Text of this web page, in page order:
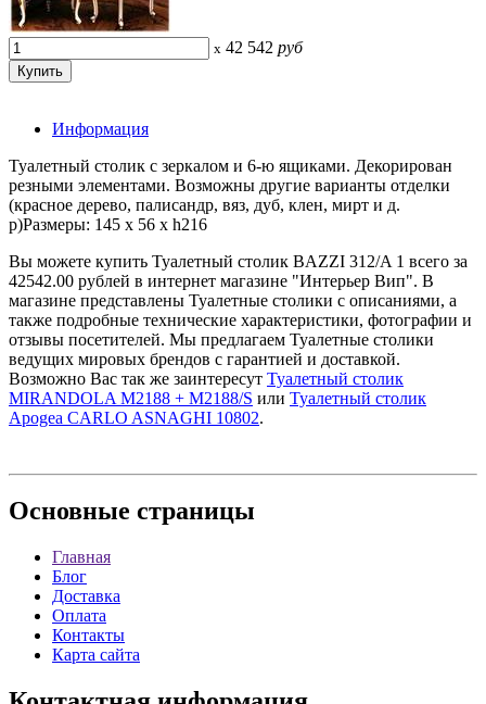
x 42 542 руб
Информация
Туалетный столик с зеркалом и 6-ю ящиками. Декорирован
резными элементами. Возможны другие варианты отделки
(красное дерево, палисандр, вяз, дуб, клен, мирт и д.
р)Размеры: 145 x 56 x h216
Вы можете купить Туалетный столик BAZZI 312/A 1 всего за
42542.00 рублей в интернет магазине "Интерьер Вип". В
магазине представлены Туалетные столики с описаниями, а
также подробные технические характеристики, фотографии и
отзывы посетителей. Мы предлагаем Туалетные столики
ведущих мировых брендов с гарантией и доставкой.
Возможно Вас так же заинтересут Туалетный столик
MIRANDOLA M2188 + M2188/S или Туалетный столик
Apogea CARLO ASNAGHI 10802.
Основные страницы
Главная
Блог
Доставка
Оплата
Контакты
Карта сайта